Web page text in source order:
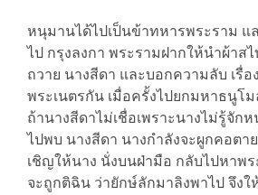
หนุมานได้ไปเป็นข้าทหารพระราม แ
ไป กรุงลงกา พระรามฝากให้นำผ้าส
ถวาย นางสีดา และบอกความลับ เรื่
พระเนตรกัน เมื่อครั้งไปยกมหาธนูโม
ถ้านางสีดาไม่เชื่อเพราะนางไม่รู้จัก
ไปพบ นางสีดา นางกำลังจะผูกคอตา
เชิญให้นาง นั่งบนฝ่ามือ กลับไปหาพร
จะถูกติฉิน ว่ายักษ์ลักมาลิงพาไป จึง